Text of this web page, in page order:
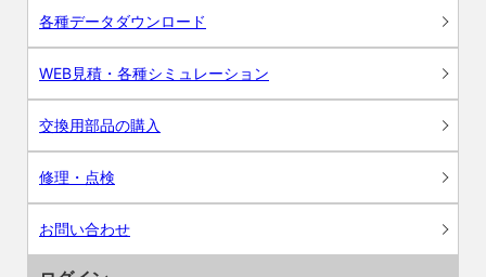
各種データダウンロード
WEB見積・各種シミュレーション
交換用部品の購入
修理・点検
お問い合わせ